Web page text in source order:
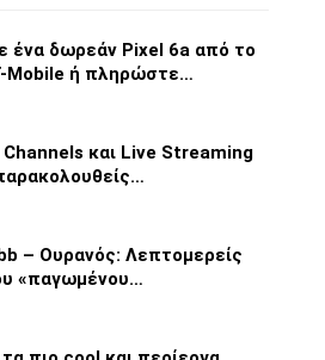
ένα δωρεάν Pixel 6a από το
Mobile ή πληρώστε…
και Live Streaming
– Ουρανός: Λεπτομερείς
«παγωμένου…